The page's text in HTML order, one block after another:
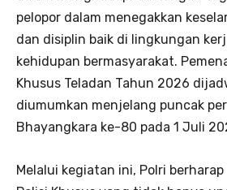
pelopor dalam menegakkan
dan disiplin baik di lingkungan
kehidupan bermasyarakat.
Khusus Teladan Tahun 2026
diumumkan menjelang puncak
Bhayangkara ke-80 pada 1 Juli
Melalui kegiatan ini, Polri